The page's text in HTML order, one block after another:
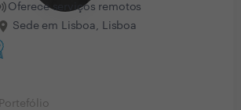
Oferece serviços remotos
Sede em Lisboa, Lisboa
Portefólio